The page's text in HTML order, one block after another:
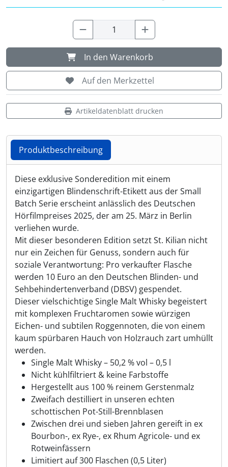
In den Warenkorb
Auf den Merkzettel
Artikeldatenblatt drucken
Produktbeschreibung
Produktbeschreibung
Diese exklusive Sonderedition mit einem
einzigartigen Blindenschrift-Etikett aus der Small
Batch Serie erscheint anlässlich des Deutschen
Hörfilmpreises 2025, der am 25. März in Berlin
verliehen wurde.
Mit dieser besonderen Edition setzt St. Kilian nicht
nur ein Zeichen für Genuss, sondern auch für
soziale Verantwortung: Pro verkaufter Flasche
werden 10 Euro an den Deutschen Blinden- und
Sehbehindertenverband (DBSV) gespendet.
Dieser vielschichtige Single Malt Whisky begeistert
mit komplexen Fruchtaromen sowie würzigen
Eichen- und subtilen Roggennoten, die von einem
kaum spürbaren Hauch von Holzrauch zart umhüllt
werden.
Single Malt Whisky – 50,2 % vol – 0,5 l
Nicht kühlfiltriert & keine Farbstoffe
Hergestellt aus 100 % reinem Gerstenmalz
Zweifach destilliert in unseren echten
schottischen Pot-Still-Brennblasen
Zwischen drei und sieben Jahren gereift in ex
Bourbon-, ex Rye-, ex Rhum Agricole- und ex
Rotweinfässern
Limitiert auf 300 Flaschen (0,5 Liter)
Shisha & Raucherbedarf (23)
Steampunk (28)
Trinkflaschen & -schläuche (7)
Truhen & Kisten (30)
Umhängetaschen (56)